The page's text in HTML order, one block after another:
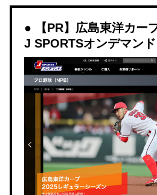
【PR】広島東洋カー
J SPORTSオンデマンド